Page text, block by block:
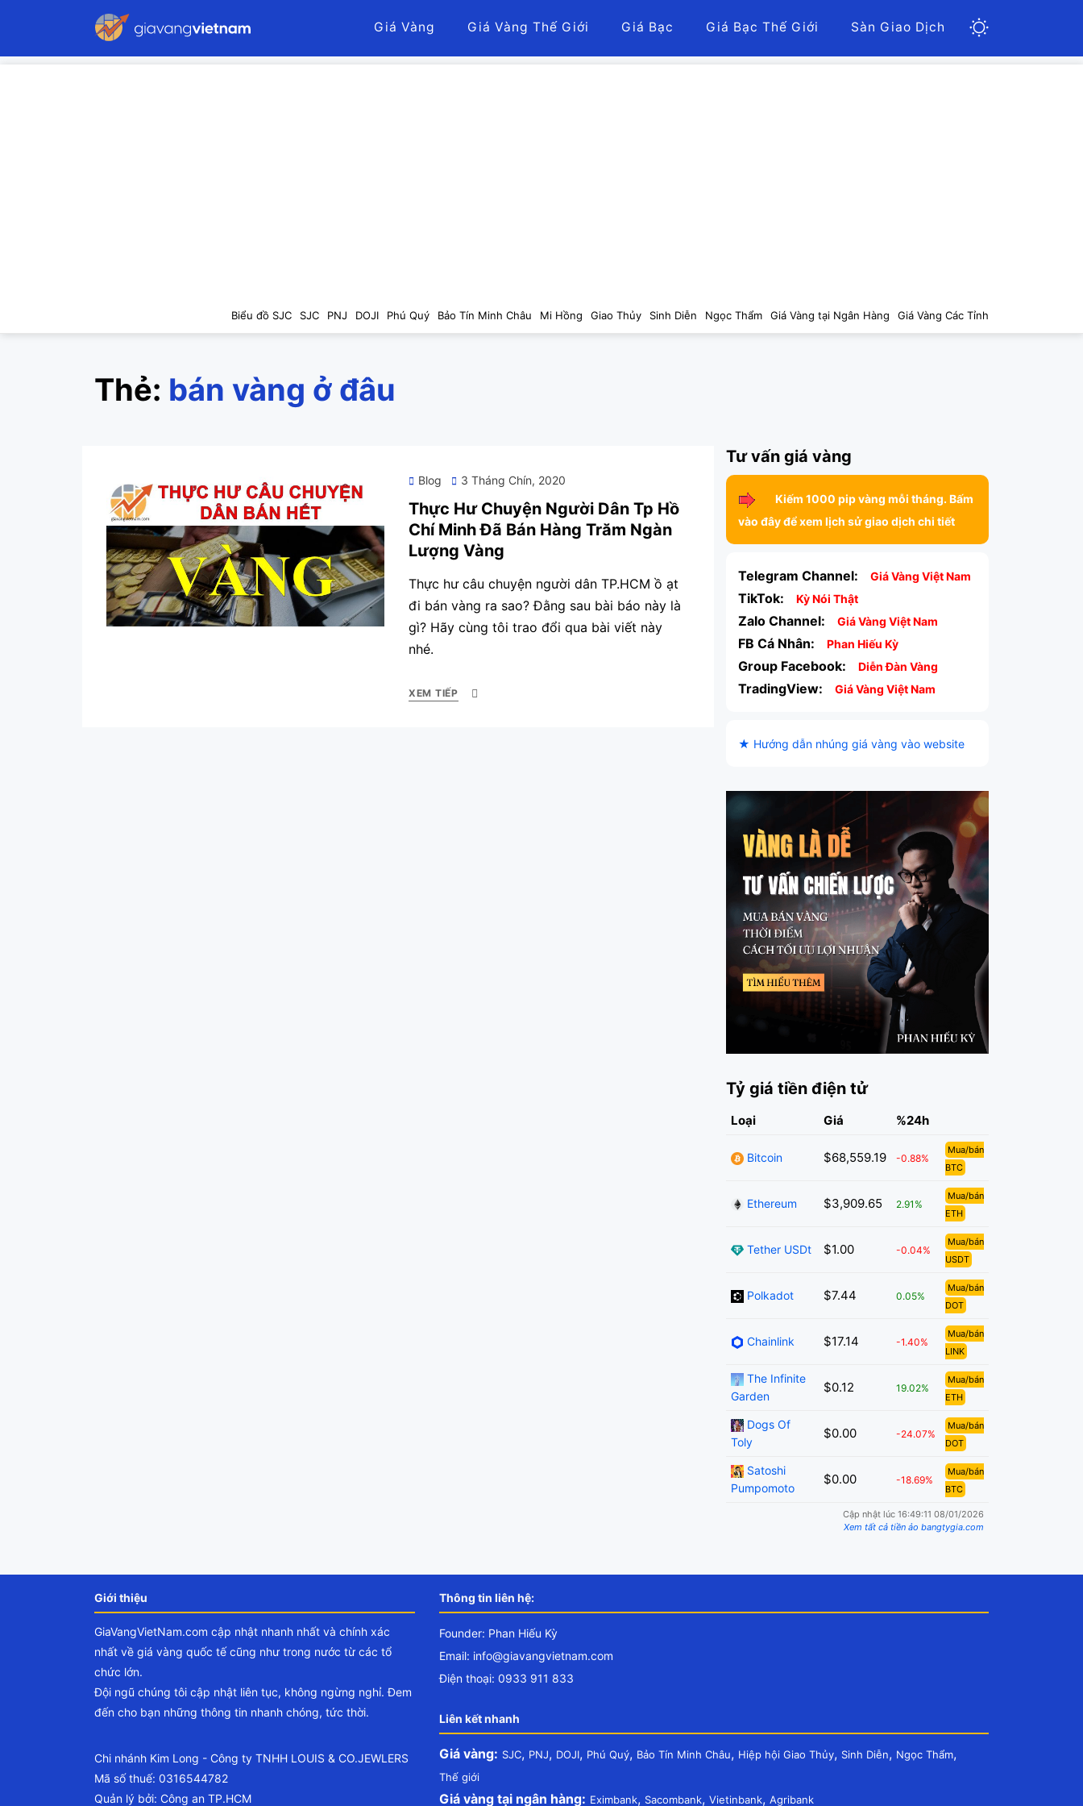
Giá Vàng Giá Vàng Thế Giới Giá Bạc Giá Bạc Thế Giới Sàn Giao Dịch
Biểu đồ SJC SJC PNJ DOJI Phú Quý Bảo Tín Minh Châu Mi Hồng Giao Thủy Sinh Diễn Ngọc Thẩm Giá Vàng tại Ngân Hàng Giá Vàng Các Tỉnh
Thẻ: bán vàng ở đâu
Blog
Posted
on
3 Tháng Chín, 2020
Thực Hư Chuyện Người Dân Tp Hồ
Chí Minh Đã Bán Hàng Trăm Ngàn
Lượng Vàng
Thực hư câu chuyện người dân TP.HCM ồ ạt
đi bán vàng ra sao? Đằng sau bài báo này là
gì? Hãy cùng tôi trao đổi qua bài viết này
nhé.
XEM TIẾP
Tư vấn giá vàng
Kiếm 1000 pip vàng mỗi tháng. Bấm
vào đây để xem lịch sử giao dịch chi tiết
Telegram Channel: Giá Vàng Việt Nam
TikTok: Kỳ Nói Thật
Zalo Channel: Giá Vàng Việt Nam
FB Cá Nhân: Phan Hiếu Kỳ
Group Facebook: Diễn Đàn Vàng
TradingView: Giá Vàng Việt Nam
★ Hướng dẫn nhúng giá vàng vào website
Tỷ giá tiền điện tử
Loại Giá %24h
Bitcoin $68,559.19 -0.88%
Mua/bán
BTC
Ethereum $3,909.65 2.91%
Mua/bán
ETH
Tether USDt $1.00 -0.04%
Mua/bán
USDT
Polkadot $7.44 0.05%
Mua/bán
DOT
Chainlink $17.14 -1.40%
Mua/bán
LINK
The Infinite
Garden
$0.12 19.02%
Mua/bán
ETH
Dogs Of
Toly
$0.00 -24.07%
Mua/bán
DOT
Satoshi
Pumpomoto
$0.00 -18.69%
Mua/bán
BTC
Cập nhật lúc 16:49:11 08/01/2026
Xem tất cả tiền ảo bangtygia.com
Giới thiệu
GiaVangVietNam.com cập nhật nhanh nhất và chính xác
nhất về giá vàng quốc tế cũng như trong nước từ các tổ
chức lớn.
Đội ngũ chúng tôi cập nhật liên tục, không ngừng nghỉ. Đem
đến cho bạn những thông tin nhanh chóng, tức thời.
Chi nhánh Kim Long - Công ty TNHH LOUIS & CO.JEWLERS
Mã số thuế: 0316544782
Quản lý bởi: Công an TP.HCM
Thông tin liên hệ:
Founder: Phan Hiếu Kỳ
Email: info@giavangvietnam.com
Điện thoại: 0933 911 833
Liên kết nhanh
Giá vàng: SJC, PNJ, DOJI, Phú Quý, Bảo Tín Minh Châu, Hiệp hội Giao Thủy, Sinh Diễn, Ngọc Thẩm,
Thế giới
Giá vàng tại ngân hàng: Eximbank, Sacombank, Vietinbank, Agribank